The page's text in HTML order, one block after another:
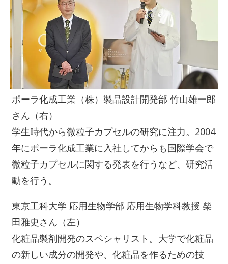
ポーラ化成工業（株）製品設計開発部 竹山雄一郎
さん（右）
学生時代から微粒子カプセルの研究に注力。2004
年にポーラ化成工業に入社してからも国際学会で
微粒子カプセルに関する発表を行うなど、研究活
動を行う。
東京工科大学 応用生物学部 応用生物学科教授 柴
田雅史さん（左）
化粧品製剤開発のスペシャリスト。大学で化粧品
の新しい成分の開発や、化粧品を作るための技